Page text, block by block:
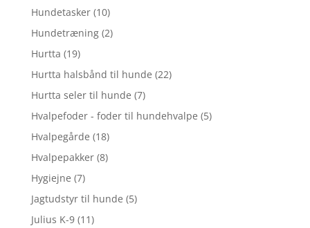
Hundetasker (10)
Hundetræning (2)
Hurtta (19)
Hurtta halsbånd til hunde (22)
Hurtta seler til hunde (7)
Hvalpefoder - foder til hundehvalpe (5)
Hvalpegårde (18)
Hvalpepakker (8)
Hygiejne (7)
Jagtudstyr til hunde (5)
Julius K-9 (11)